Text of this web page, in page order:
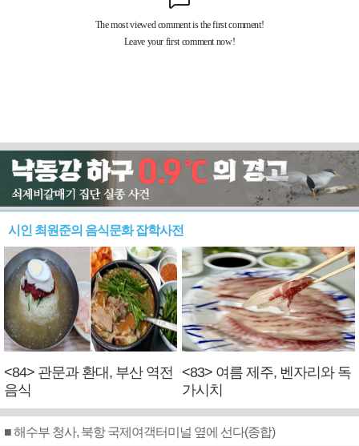
시인 최원준의 음식문화 잡학사전
<84> 관문과 환대, 부산 역전
음식
<83> 여름 제주, 벤자리와 독
가시치
■ 해수부 청사, 북항 국제여객터미널 옆에 선다(종합)